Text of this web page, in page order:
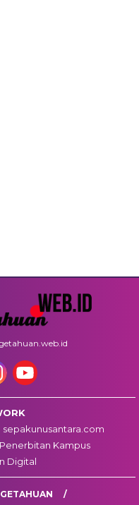
sepakunusantara.com
Penerbitan Kampus
Digital